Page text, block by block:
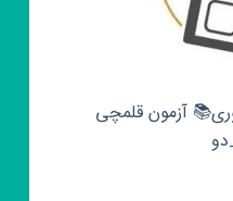
آزمون قلمچی‌‌